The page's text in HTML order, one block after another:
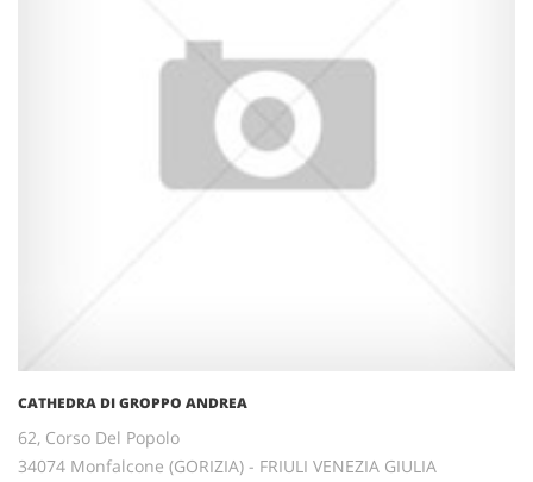
CATHEDRA DI GROPPO ANDREA
62, Corso Del Popolo
34074 Monfalcone (GORIZIA) - FRIULI VENEZIA GIULIA